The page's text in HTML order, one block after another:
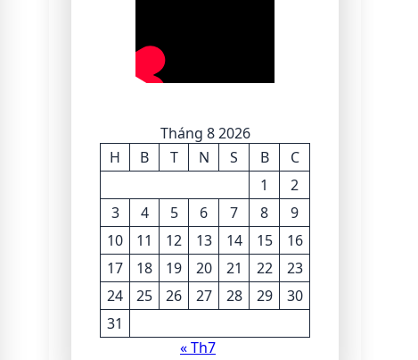
Tháng 8 2026
H
B T N S B
C
1
2
3
4 5 6 7 8
9
10
11 12 13 14 15
16
17
18 19 20 21 22
23
24
25 26 27 28 29
30
31
« Th7